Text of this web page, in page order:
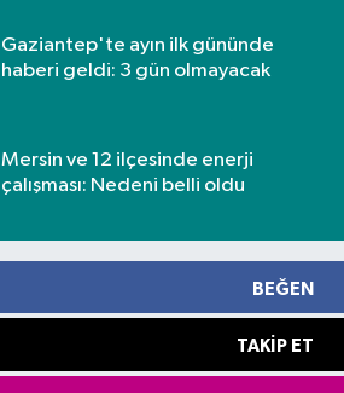
Gaziantep'te ayın ilk gününde
haberi geldi: 3 gün olmayacak
Mersin ve 12 ilçesinde enerji
çalışması: Nedeni belli oldu
BEĞEN
TAKIP ET